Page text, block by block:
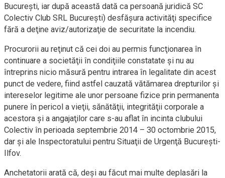
Bucureşti, iar după această dată ca persoană juridică SC
Colectiv Club SRL Bucureşti) desfăşura activităţi specifice
fără a deţine aviz/autorizaţie de securitate la incendiu.
Procurorii au reţinut că cei doi au permis funcţionarea în
continuare a societăţii în condiţiile constatate şi nu au
întreprins nicio măsură pentru intrarea în legalitate din acest
punct de vedere, fiind astfel cauzată vătămarea drepturilor şi
intereselor legitime ale unor persoane fizice prin permanenta
punere în pericol a vieţii, sănătăţii, integrităţii corporale a
acestora şi a angajaţilor care s-au aflat în incinta clubului
Colectiv în perioada septembrie 2014 – 30 octombrie 2015,
dar şi ale Inspectoratului pentru Situaţii de Urgenţă Bucureşti-
Ilfov.
Anchetatorii arată că, deşi au făcut mai multe deplasări la